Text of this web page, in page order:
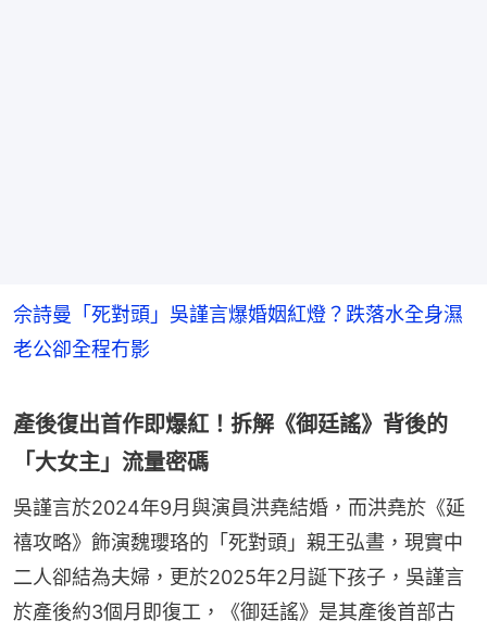
佘詩曼「死對頭」吳謹言爆婚姻紅燈？跌落水全身濕
老公卻全程冇影
產後復出首作即爆紅！拆解《御廷謠》背後的
「大女主」流量密碼
吳謹言於2024年9月與演員洪堯結婚，而洪堯於《延
禧攻略》飾演魏瓔珞的「死對頭」親王弘晝，現實中
二人卻結為夫婦，更於2025年2月誕下孩子，吳謹言
於產後約3個月即復工，《御廷謠》是其產後首部古